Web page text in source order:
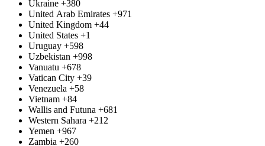
Ukraine +380
United Arab Emirates +971
United Kingdom +44
United States +1
Uruguay +598
Uzbekistan +998
Vanuatu +678
Vatican City +39
Venezuela +58
Vietnam +84
Wallis and Futuna +681
Western Sahara +212
Yemen +967
Zambia +260